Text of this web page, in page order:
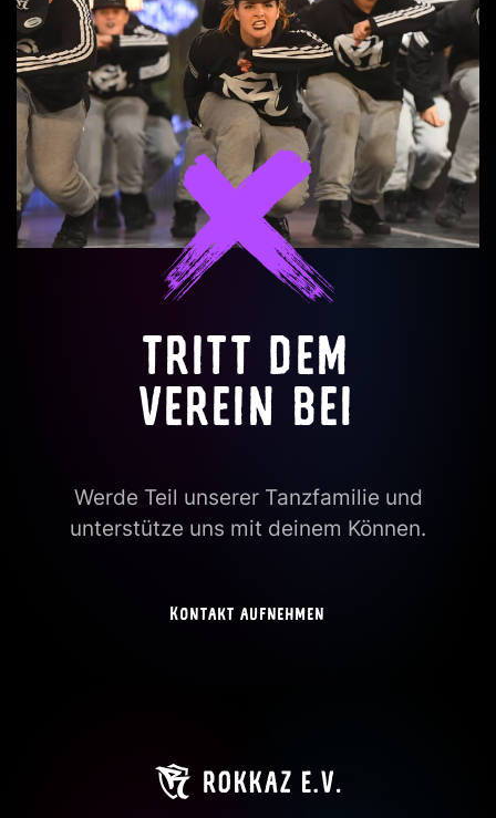
TRITT DEM
VEREIN BEI
Werde Teil unserer Tanzfamilie und
unterstütze uns mit deinem Können.
Kontakt aufnehmen